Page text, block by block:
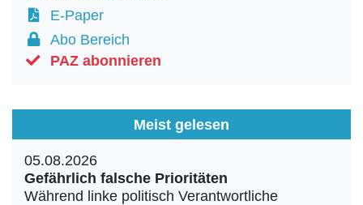
E-Paper
Abo Bereich
PAZ abonnieren
Meist gelesen
05.08.2026
Gefährlich falsche Prioritäten
Während linke politisch Verantwortliche